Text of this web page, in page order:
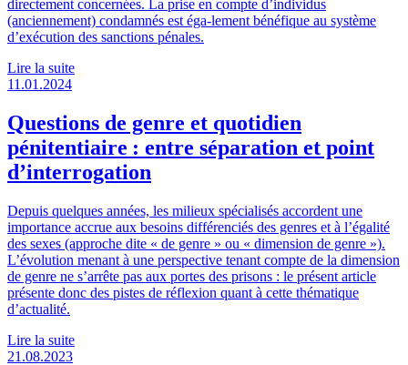
directement concernées. La prise en compte d’individus
(anciennement) condamnés est éga-lement bénéfique au système
d’exécution des sanctions pénales.
Lire la suite
11.01.2024
Questions de genre et quotidien
pénitentiaire : entre séparation et point
d’interrogation
Depuis quelques années, les milieux spécialisés accordent une
importance accrue aux besoins différenciés des genres et à l’égalité
des sexes (approche dite « de genre » ou « dimension de genre »).
L’évolution menant à une perspective tenant compte de la dimension
de genre ne s’arrête pas aux portes des prisons : le présent article
présente donc des pistes de réflexion quant à cette thématique
d’actualité.
Lire la suite
21.08.2023